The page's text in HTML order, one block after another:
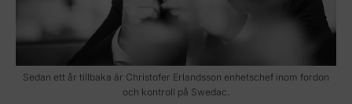
Sedan ett år tillbaka är Christofer Erlandsson enhetschef inom fordon
och kontroll på Swedac.